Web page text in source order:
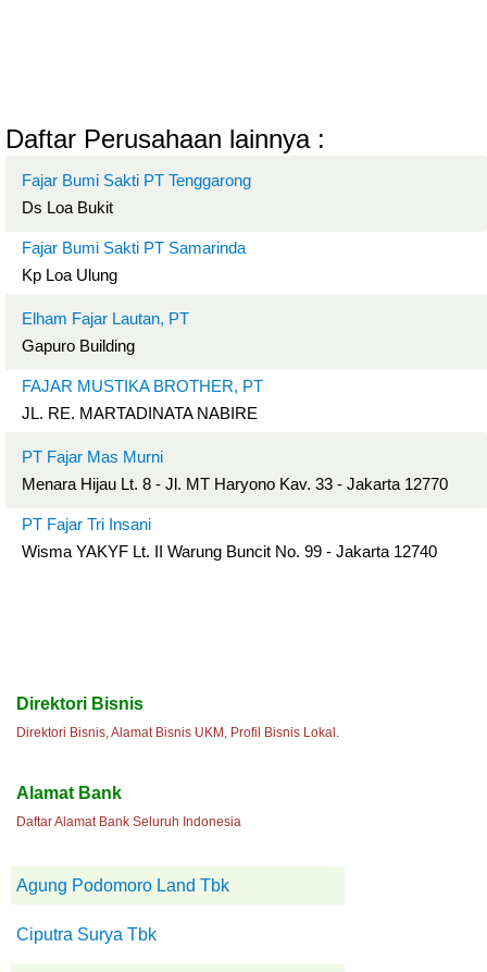
Daftar Perusahaan lainnya :
Fajar Bumi Sakti PT Tenggarong
Ds Loa Bukit
Fajar Bumi Sakti PT Samarinda
Kp Loa Ulung
Elham Fajar Lautan, PT
Gapuro Building
FAJAR MUSTIKA BROTHER, PT
JL. RE. MARTADINATA NABIRE
PT Fajar Mas Murni
Menara Hijau Lt. 8 - Jl. MT Haryono Kav. 33 - Jakarta 12770
PT Fajar Tri Insani
Wisma YAKYF Lt. II Warung Buncit No. 99 - Jakarta 12740
Direktori Bisnis
Direktori Bisnis, Alamat Bisnis UKM, Profil Bisnis Lokal.
Alamat Bank
Daftar Alamat Bank Seluruh Indonesia
Agung Podomoro Land Tbk
Ciputra Surya Tbk